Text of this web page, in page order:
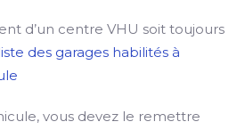
d’un centre VHU soit toujours
des garages habilités à
vous devez le remettre